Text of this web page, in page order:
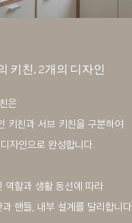
키친, 2개의 디자인
은
키친과 서브 키친을 구분하여
자인으로 완성합니다.
역할과 생활 동선에 따라
핸들, 내부 설계를 달리합니다.